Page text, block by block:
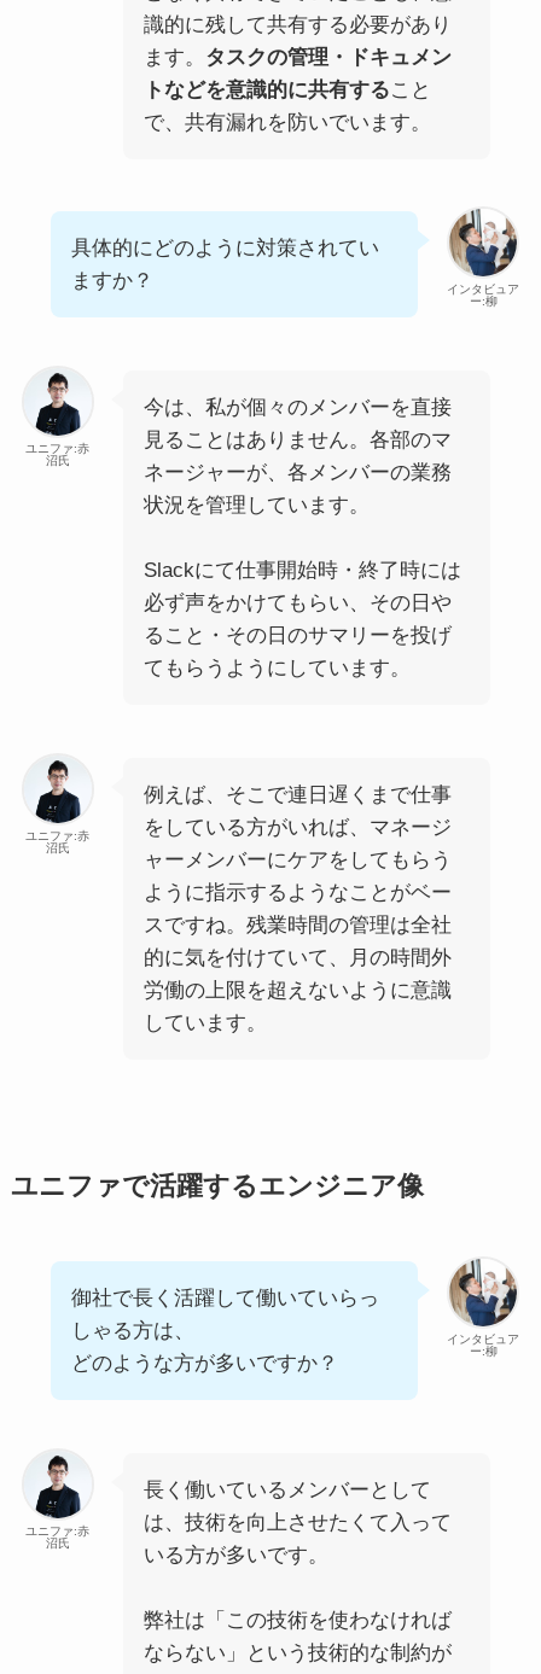
識的に残して共有する必要があり
ます。 タスクの管理・ドキュメン
トなどを意識的に共有すること
で、共有漏れを防いでいます。
インタビュア
ー:柳
具体的にどのように対策されてい
ますか？
ユニファ:赤
沼氏
今は、私が個々のメンバーを直接
見ることはありません。各部のマ
ネージャーが、各メンバーの業務
状況を管理しています。
Slackにて仕事開始時・終了時には
必ず声をかけてもらい、その日や
ること・その日のサマリーを投げ
てもらうようにしています。
ユニファ:赤
沼氏
例えば、そこで連日遅くまで仕事
をしている方がいれば、マネージ
ャーメンバーにケアをしてもらう
ように指示するようなことがベー
スですね。残業時間の管理は全社
的に気を付けていて、月の時間外
労働の上限を超えないように意識
しています。
ユニファで活躍するエンジニア像
インタビュア
ー:柳
御社で長く活躍して働いていらっ
しゃる方は、
どのような方が多いですか？
ユニファ:赤
沼氏
長く働いているメンバーとして
は、技術を向上させたくて入って
いる方が多いです。
弊社は「この技術を使わなければ
ならない」という技術的な制約が